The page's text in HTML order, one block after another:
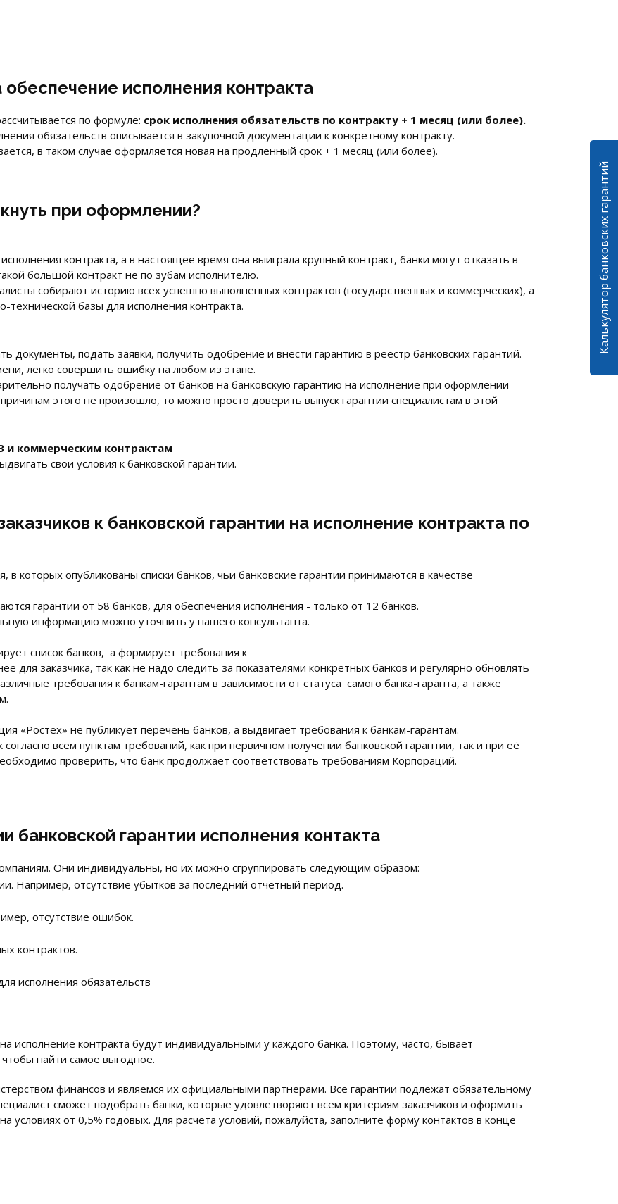
исполнения контракта
по формуле: срок исполнения обязательств по контракту + 1 месяц (или более).
обязательств описывается в закупочной документации к конкретному контракту.
в таком случае оформляется новая на продленный срок + 1 месяц (или более).
при оформлении?
контракта, а в настоящее время она выиграла крупный контракт, банки могут отказать в
большой контракт не по зубам исполнителю.
собирают историю всех успешно выполненных контрактов (государственных и коммерческих), а
технической базы для исполнения контракта.
документы, подать заявки, получить одобрение и внести гарантию в реестр банковских гарантий.
легко совершить ошибку на любом из этапе.
получать одобрение от банков на банковскую гарантию на исполнение при оформлении
этого не произошло, то можно просто доверить выпуск гарантии специалистам в этой
и коммерческим контрактам
свои условия к банковской гарантии.
к банковской гарантии на исполнение контракта по
которых опубликованы списки банков, чьи банковские гарантии принимаются в качестве
гарантии от 58 банков, для обеспечения исполнения - только от 12 банков.
информацию можно уточнить у нашего консультанта.
список банков, а формирует требования к
для заказчика, так как не надо следить за показателями конкретных банков и регулярно обновлять
требования к банкам-гарантам в зависимости от статуса самого банка-гаранта, а также
«Ростех» не публикует перечень банков, а выдвигает требования к банкам-гарантам.
всем пунктам требований, как при первичном получении банковской гарантии, так и при её
проверить, что банк продолжает соответствовать требованиям Корпораций.
банковской гарантии исполнения контакта
Они индивидуальны, но их можно сгруппировать следующим образом:
Например, отсутствие убытков за последний отчетный период.
отсутствие ошибок.
контрактов.
исполнения обязательств
исполнение контракта будут индивидуальными у каждого банка. Поэтому, часто, бывает
найти самое выгодное.
финансов и являемся их официальными партнерами. Все гарантии подлежат обязательному
сможет подобрать банки, которые удовлетворяют всем критериям заказчиков и оформить
условиях от 0,5% годовых. Для расчёта условий, пожалуйста, заполните форму контактов в конце
Калькулятор банковских гарантий